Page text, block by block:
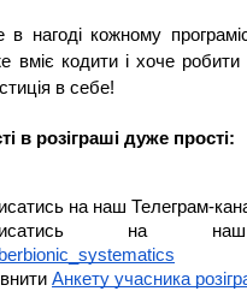
в нагоді кожному
вміє кодити і хоче
в себе!
в розіграші дуже прості:
на наш Телеграм-
Анкету учасника